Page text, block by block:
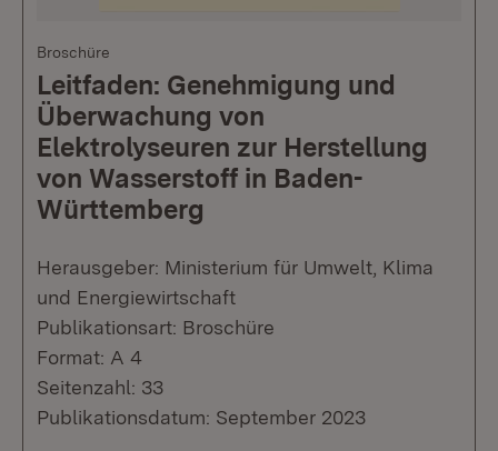
Broschüre
Leitfaden: Genehmigung und
Überwachung von
Elektrolyseuren zur Herstellung
von Wasserstoff in Baden-
Württemberg
Herausgeber: Ministerium für Umwelt, Klima
und Energiewirtschaft
Publikationsart: Broschüre
Format: A 4
Seitenzahl: 33
Publikationsdatum: September 2023